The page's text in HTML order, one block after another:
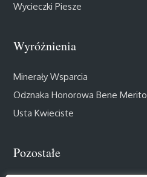
Wycieczki Piesze
Wyróżnienia
Minerały Wsparcia
Odznaka Honorowa Bene Merito
Usta Kwieciste
Pozostałe